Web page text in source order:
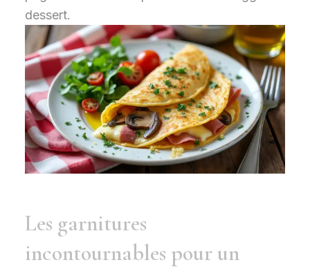
dessert.
Les garnitures
incontournables pour un